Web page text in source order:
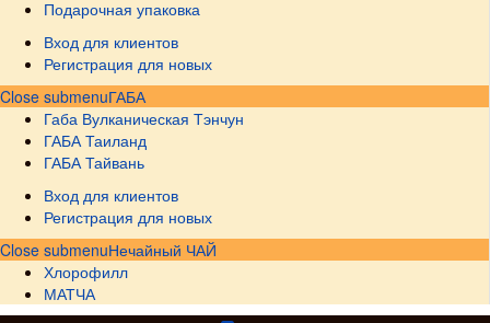
Подарочная упаковка
Вход для клиентов
Регистрация для новых
Close submenuГАБА
Габа Вулканическая Тэнчун
ГАБА Таиланд
ГАБА Тайвань
Вход для клиентов
Регистрация для новых
Close submenuНечайный ЧАЙ
Хлорофилл
МАТЧА